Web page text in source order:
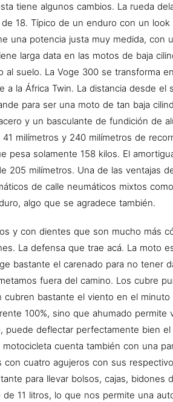
tiene algunos cambios. La rueda
18. Típico de un enduro con un look
una potencia justa muy medida, con
larga data en las motos de baja
al suelo. La Voge 300 se transforma
a la África Twin. La distancia desde el
para ser una moto de tan baja
y un basculante de fundición de
milímetros y 240 milímetros de
pesa solamente 158 kilos. El
205 milímetros. Una de las ventajas
de calle neumáticos mixtos
algo que se agradece también.
y con dientes que son mucho más
La defensa que trae acá. La moto
bastante el carenado para no tener
fuera del camino. Los cubre
cubren bastante el viento en el
100%, sino que ahumado permite
puede deflectar perfectamente bien
cuenta también con una
cuatro agujeros con sus
para llevar bolsos, cajas, bidones
11 litros, lo que nos permite una